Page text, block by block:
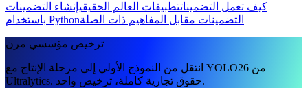
كيف تعمل التضميناتتطبيقات العالم الحقيقيإنشاء التضمينات
باستخدام Pythonالتضمينات مقابل المفاهيم ذات الصلة
ترخيص مؤسسي مرن
انتقل من النموذج الأولي إلى مرحلة الإنتاج مع YOLO26 من
Ultralytics. حقوق تجارية كاملة، ترخيص واحد.